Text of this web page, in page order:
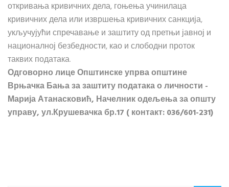
откривања кривичних дела, гоњења учинилаца
кривичних дела или извршења кривичних санкција,
укључујући спречавање и заштиту од претњи јавној и
националној безбедности, као и слободни проток
таквих података.
Одговорно лице Општинске упрва општине
Врњачка Бања за заштиту података о личности -
Марија Атанасковић, Начелник одељења за општу
управу, ул.Крушевачка бр.17 ( контакт: 036/601-231)